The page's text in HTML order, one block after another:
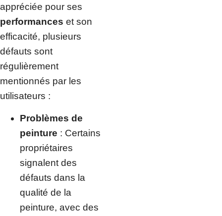
appréciée pour ses
performances et son
efficacité, plusieurs
défauts sont
régulièrement
mentionnés par les
utilisateurs :
Problèmes de
peinture : Certains
propriétaires
signalent des
défauts dans la
qualité de la
peinture, avec des